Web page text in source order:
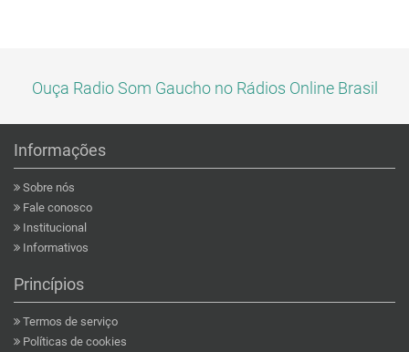
Ouça Radio Som Gaucho no Rádios Online Brasil
Informações
Sobre nós
Fale conosco
Institucional
Informativos
Princípios
Termos de serviço
Políticas de cookies